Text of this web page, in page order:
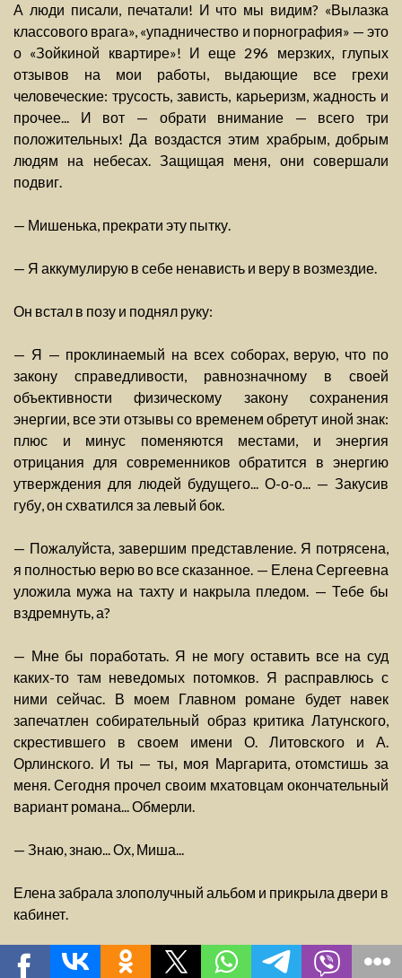
А люди писали, печатали! И что мы видим? «Вылазка
классового врага», «упадничество и порнография» — это
о «Зойкиной квартире»! И еще 296 мерзких, глупых
отзывов на мои работы, выдающие все грехи
человеческие: трусость, зависть, карьеризм, жадность и
прочее... И вот — обрати внимание — всего три
положительных! Да воздастся этим храбрым, добрым
людям на небесах. Защищая меня, они совершали
подвиг.
— Мишенька, прекрати эту пытку.
— Я аккумулирую в себе ненависть и веру в возмездие.
Он встал в позу и поднял руку:
— Я — проклинаемый на всех соборах, верую, что по
закону справедливости, равнозначному в своей
объективности физическому закону сохранения
энергии, все эти отзывы со временем обретут иной знак:
плюс и минус поменяются местами, и энергия
отрицания для современников обратится в энергию
утверждения для людей будущего... О-о-о... — Закусив
губу, он схватился за левый бок.
— Пожалуйста, завершим представление. Я потрясена,
я полностью верю во все сказанное. — Елена Сергеевна
уложила мужа на тахту и накрыла пледом. — Тебе бы
вздремнуть, а?
— Мне бы поработать. Я не могу оставить все на суд
каких-то там неведомых потомков. Я расправлюсь с
ними сейчас. В моем Главном романе будет навек
запечатлен собирательный образ критика Латунского,
скрестившего в своем имени О. Литовского и А.
Орлинского. И ты — ты, моя Маргарита, отомстишь за
меня. Сегодня прочел своим мхатовцам окончательный
вариант романа... Обмерли.
— Знаю, знаю... Ох, Миша...
Елена забрала злополучный альбом и прикрыла двери в
кабинет.
Как нарочно — звонок. Ольга пришла — шляпа в дожде и